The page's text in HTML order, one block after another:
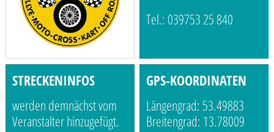
Tel.: 039753 25 840
STRECKENINFOS
werden demnächst vom
Veranstalter hinzugefügt.
GPS-KOORDINATEN
Längengrad: 53.49883
Breitengrad: 13.78009